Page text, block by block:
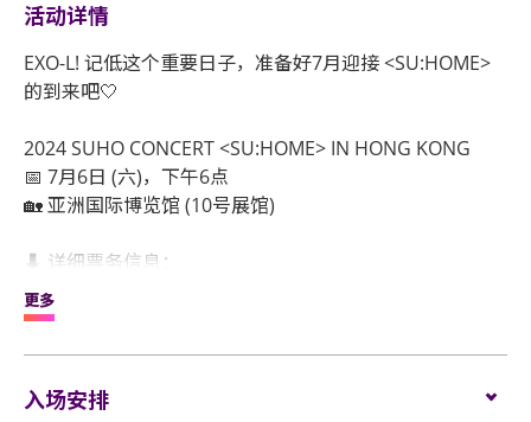
活动详情
EXO-L! 记低这个重要日子，准备好7月迎接 <SU:HOME>
的到来吧🤍
2024 SUHO CONCERT <SU:HOME> IN HONG KONG
📅 7月6日 (六)，下午6点
🏡 亚洲国际博览馆 (10号展馆)
⬇ 详细票务信息：
🎫 EXO-L Membership (GL) 优先购票：5月13日 (一)，上
午11点~下午11点
更多
入场安排